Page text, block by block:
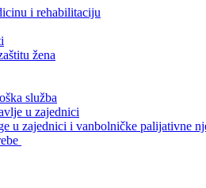
i rehabilitaciju
žena
služba
u zajednici
u zajednici i vanbolničke palijativne